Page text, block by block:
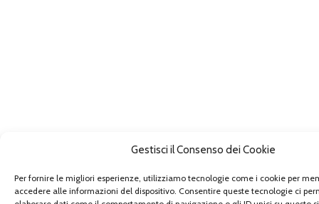
Gestisci il Consenso dei Cookie
Per fornire le migliori esperienze, utilizziamo tecnologie come i cookie per
accedere alle informazioni del dispositivo. Consentire queste tecnologie ci